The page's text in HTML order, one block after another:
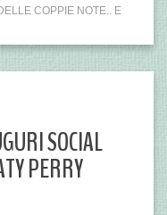
COPPIE NOTE.. E
SOCIAL
PERRY